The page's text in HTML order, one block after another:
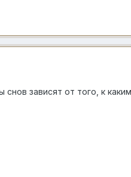
зависят от того, к